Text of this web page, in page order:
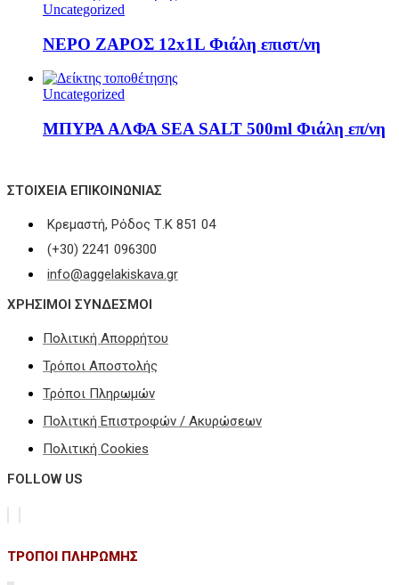
Uncategorized
ΝΕΡΟ ΖΑΡΟΣ 12x1L Φιάλη επιστ/νη
Uncategorized
ΜΠΥΡΑ ΑΛΦΑ SEA SALT 500ml Φιάλη επ/νη
ΣΤΟΙΧΕΊΑ ΕΠΙΚΟΙΝΩΝΊΑΣ
Κρεμαστή, Ρόδος Τ.Κ 851 04
(+30) 2241 096300
info@aggelakiskava.gr
ΧΡΗΣΙΜΟΙ ΣΥΝΔΕΣΜΟΙ
Πολιτική Απορρήτου
Τρόποι Αποστολής
Τρόποι Πληρωμών
Πολιτική Επιστροφών / Ακυρώσεων
Πολιτική Cookies
FOLLOW US
ΤΡΟΠΟΙ ΠΛΗΡΩΜΗΣ